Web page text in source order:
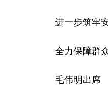
进一步筑牢
全力保障群众
毛伟明出席